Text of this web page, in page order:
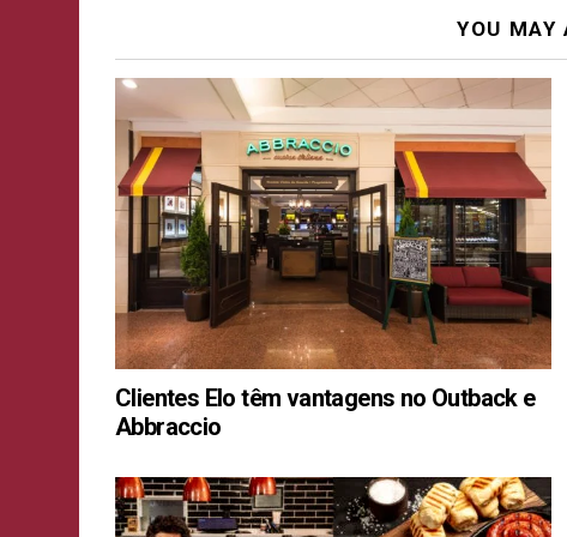
YOU MAY
Clientes Elo têm vantagens no Outback e
Abbraccio